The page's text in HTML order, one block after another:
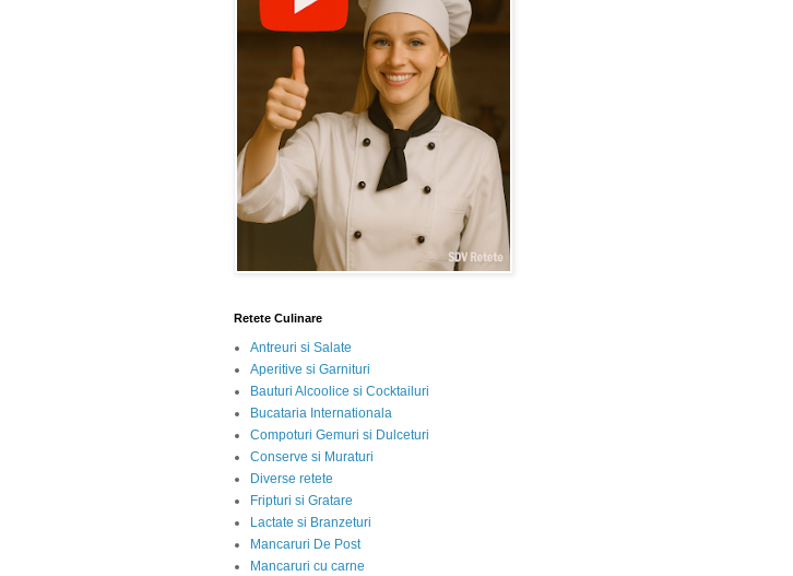
Retete Culinare
Antreuri si Salate
Aperitive si Garnituri
Bauturi Alcoolice si Cocktailuri
Bucataria Internationala
Compoturi Gemuri si Dulceturi
Conserve si Muraturi
Diverse retete
Fripturi si Gratare
Lactate si Branzeturi
Mancaruri De Post
Mancaruri cu carne